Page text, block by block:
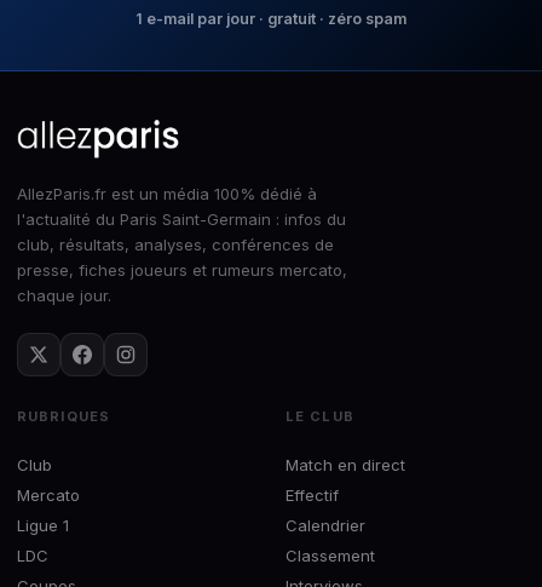
1 e-mail par jour · gratuit · zéro spam
AllezParis.fr est un média 100% dédié à
l'actualité du Paris Saint-Germain : infos du
club, résultats, analyses, conférences de
presse, fiches joueurs et rumeurs mercato,
chaque jour.
RUBRIQUES
Club
Mercato
Ligue 1
LDC
LE CLUB
Match en direct
Effectif
Calendrier
Classement